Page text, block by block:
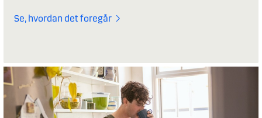
Se, hvordan det foregår